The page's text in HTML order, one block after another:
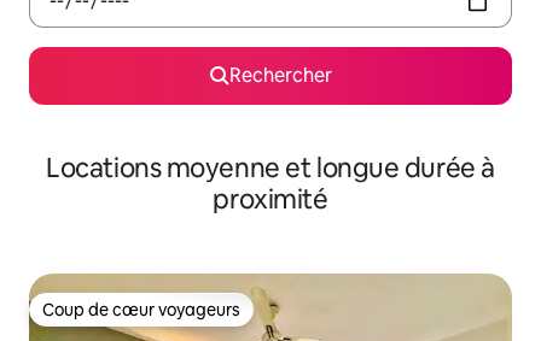
Rechercher
Locations moyenne et longue durée à
proximité
Coup de cœur voyageurs
Coup de cœur voyageurs